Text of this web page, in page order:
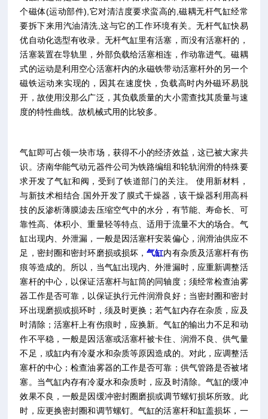
个磁体(运动部件),它对清洁度要求蛮高的,磁耦无杆气缸经常
要拆下来用汽油清洗,这与它的工作环境有关。无杆气缸快易
优自动化选型有收录。无杆气缸里有活塞，而没有活塞杆的，
活塞装置在导轨里，外部负载给活塞相连，作动靠进气。磁耦
式的运动是利用空心活塞杆内的永磁铁带动活塞杆外的另一个
磁铁运动来实现的，因其在速度快，负载高时内外磁环易脱
开，故使用没那么广泛，其负载质量的大小需查找其质量与速
度的特性曲线。故机械式用的比较多。
气缸即可占领一块市场，获得不小的经济效益，这已被大家共
识。济南华能气动元器件公司为铁路编组和轮轨润滑的特殊要
求开发了气缸和阀，受到了铁道部门的关注。 使用新材料，
与新技术相结合.国外开发了膜式干燥器，该干燥器利用高科
技的反渗析薄膜滤去压缩空气中的水分，有节能、寿命长、可
靠性高、体积小、重量轻等特点、适用于流量不大的场合。气
缸出现内、外泄漏，一般是因活塞杆安装偏心，润滑油供应不
足，密封圈和密封环磨损或损坏，气缸内有杂质及活塞杆有伤
痕等造成的。所以，当气缸出现内、外泄漏时，应重新调整活
塞杆的中心，以保证活塞杆与缸筒的同轴度；须经常检查油雾
器工作是否可靠，以保证执行元件润滑良好；当密封圈和密封
环出现磨损或损环时，须及时更换；若气缸内存在杂质，应及
时清除；活塞杆上有伤痕时，应换新。气缸的输出力不足和动
作不平稳，一般是因活塞或活塞杆被卡住、润滑不良、供气量
不足，或缸内有冷凝水和杂质等原因造成的。对此，应调整活
塞杆的中心；检查油雾器的工作是否可靠；供气管路是否被堵
塞。当气缸内存有冷凝水和杂质时，应及时清除。气缸的缓冲
效果不良，一般是因缓冲密封圈磨损或调节螺钉损坏所致。此
时，应更换密封圈和调节螺钉。气缸的活塞杆和缸盖损坏，一